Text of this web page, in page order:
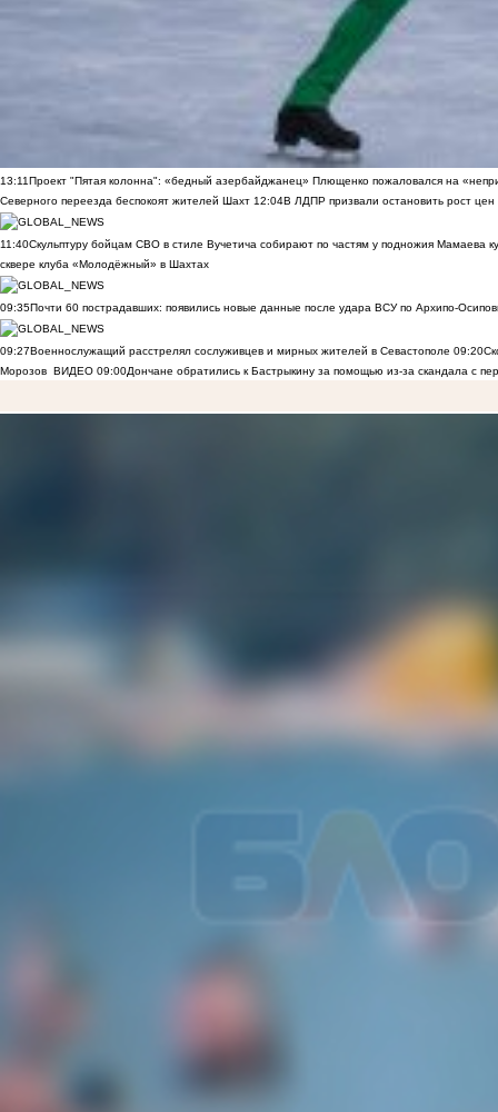
13:11Проект "Пятая колонна": «бедный азербайджанец» Плющенко пожаловался на
Северного переезда беспокоят жителей Шахт 12:04В ЛДПР призвали остановить рост цен
11:40Скульптуру бойцам СВО в стиле Вучетича собирают по частям у подножия Мамаева
сквере клуба «Молодёжный» в Шахтах
09:35Почти 60 пострадавших: появились новые данные после удара ВСУ по Архипо-
09:27Военнослужащий расстрелял сослуживцев и мирных жителей в Севастополе 09:20
Морозов
ВИДЕО 09:00Дончане обратились к Бастрыкину за помощью из-за скандала с